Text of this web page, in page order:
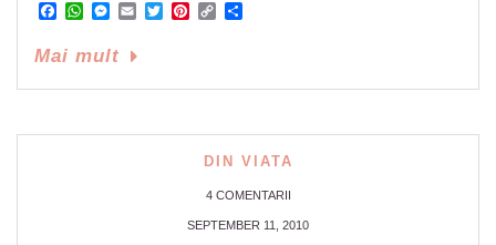
Facebook
WhatsApp
Messenger
EmailTwitterPinterest
Copy
Mai mult
DIN VIATA
4 COMENTARII
SEPTEMBER 11, 2010